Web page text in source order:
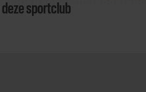
sportclub